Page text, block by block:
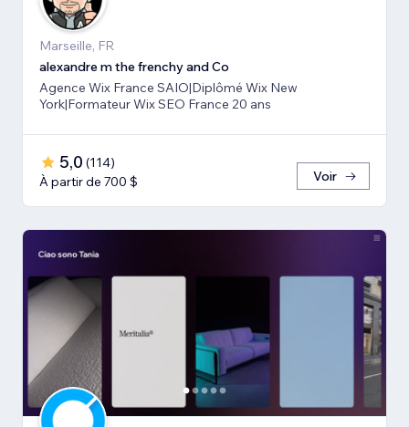
Marseille, FR
alexandre m the frenchy and Co
Agence Wix France SAIO|Diplômé Wix New
York|Formateur Wix SEO France 20 ans
5,0 (114)
À partir de 700 $
Voir